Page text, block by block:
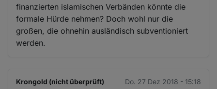
finanzierten islamischen Verbänden könnte die
formale Hürde nehmen? Doch wohl nur die
großen, die ohnehin ausländisch subventioniert
werden.
Krongold (nicht überprüft) Do. 27 Dez 2018 - 15:18